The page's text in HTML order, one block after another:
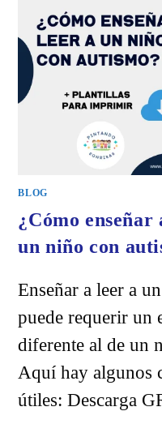
BLOG
¿Cómo enseñar
un niño con
Enseñar a leer a
puede requerir un
diferente al de un
Aquí hay algunos
útiles: Descarga